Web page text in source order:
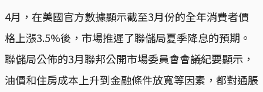
4月，在美國官方數據顯示截至3月份的全年消費者價
格上漲3.5%後，市場推遲了聯儲局夏季降息的預期。
聯儲局公佈的3月聯邦公開市場委員會會議紀要顯示，
油價和住房成本上升到金融條件放寬等因素，都對通脹